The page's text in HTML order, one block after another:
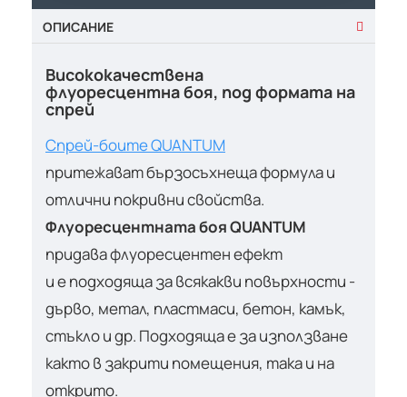
ОПИСАНИЕ
Висококачествена
флуоресцентна боя, под формата на
спрей
Спрей-боите QUANTUM
притежават бързосъхнеща формула и
отлични покривни свойства.
Флуоресцентната боя QUANTUM
придава флуоресцентен ефект
и е подходяща за всякакви повърхности -
дърво, метал, пластмаси, бетон, камък,
стъкло и др. Подходяща е за използване
както в закрити помещения, така и на
открито.